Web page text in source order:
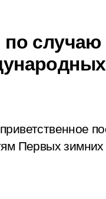
по
Первых